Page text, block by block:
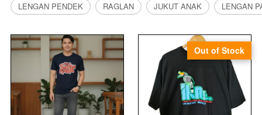
LENGAN PENDEK RAGLAN JUKUT ANAK LENGAN
Out of Stock